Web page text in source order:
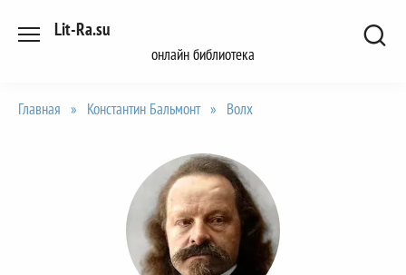
Lit-Ra.su
онлайн библиотека
Главная » Константин Бальмонт » Волх